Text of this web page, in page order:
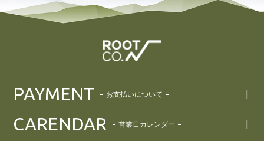
PAYMENT お支払いについて
CARENDAR 営業日カレンダー